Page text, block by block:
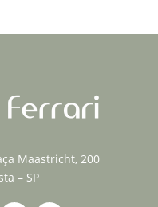
Maastricht, 200
– SP